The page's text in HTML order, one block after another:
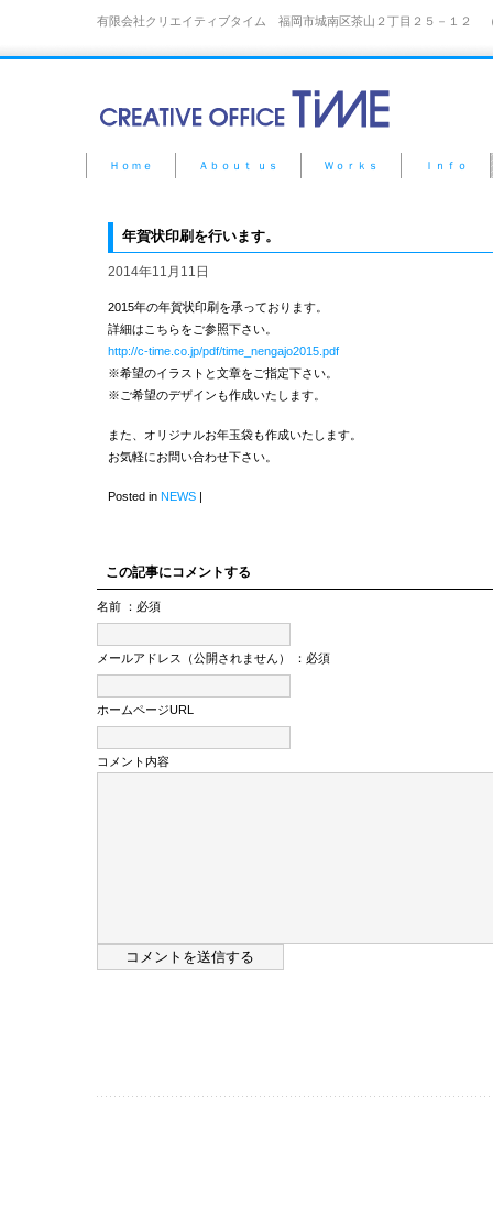
有限会社クリエイティブタイム 福岡市城南区茶山２丁目２５－１２
Ｈｏｍｅ Ａｂｏｕｔ ｕｓ Ｗｏｒｋｓ Ｉｎｆｏ
年賀状印刷を行います。
2014年11月11日
2015年の年賀状印刷を承っております。
詳細はこちらをご参照下さい。
http://c-time.co.jp/pdf/time_nengajo2015.pdf
※希望のイラストと文章をご指定下さい。
※ご希望のデザインも作成いたします。
また、オリジナルお年玉袋も作成いたします。
お気軽にお問い合わせ下さい。
Posted in NEWS|
この記事にコメントする
名前 ：必須
メールアドレス（公開されません） ：必須
ホームページURL
コメント内容